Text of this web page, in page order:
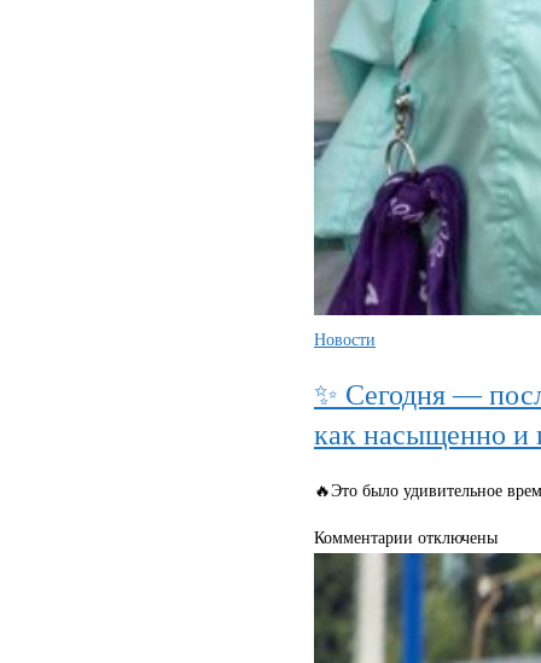
Новости
✨ Сегодня —
как насыщенно и
🔥Это было удивительное
Комментарии к
записи
✨
отключены